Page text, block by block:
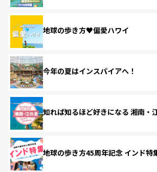
地球の歩き方♥偏愛ハワイ
今年の夏はインスパイアへ！
知れば知るほど好きになる 湘南・
地球の歩き方45周年記念 インド特